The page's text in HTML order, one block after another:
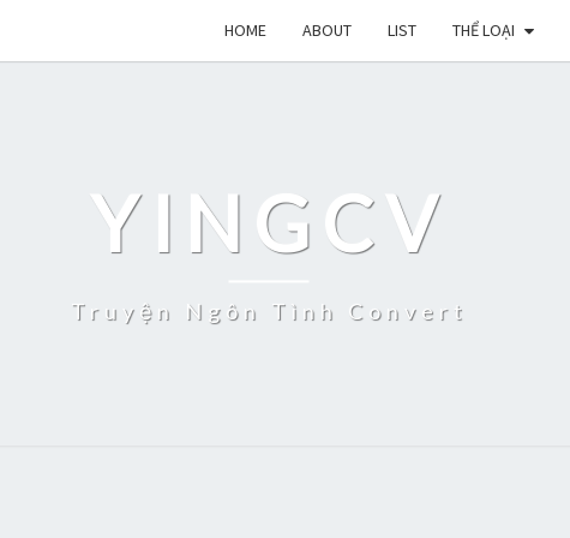
HOME ABOUT LIST THỂ LOẠI
YINGCV
Truyện Ngôn Tình Convert